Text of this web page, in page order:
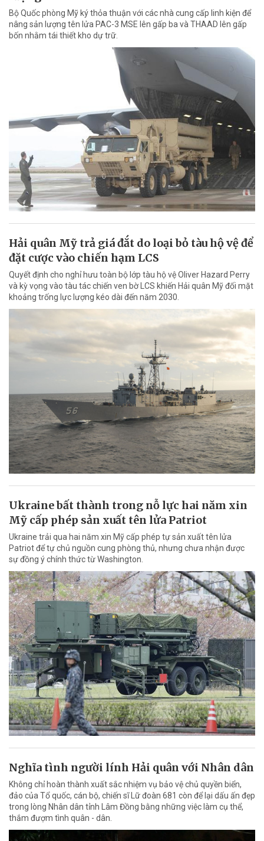
Bộ Quốc phòng Mỹ ký thỏa thuận với các nhà cung cấp linh kiện để
nâng sản lượng tên lửa PAC-3 MSE lên gấp ba và THAAD lên gấp
bốn nhằm tái thiết kho dự trữ.
Hải quân Mỹ trả giá đắt do loại bỏ tàu hộ vệ để
đặt cược vào chiến hạm LCS
Quyết định cho nghỉ hưu toàn bộ lớp tàu hộ vệ Oliver Hazard Perry
và kỳ vọng vào tàu tác chiến ven bờ LCS khiến Hải quân Mỹ đối mặt
khoảng trống lực lượng kéo dài đến năm 2030.
Ukraine bất thành trong nỗ lực hai năm xin
Mỹ cấp phép sản xuất tên lửa Patriot
Ukraine trải qua hai năm xin Mỹ cấp phép tự sản xuất tên lửa
Patriot để tự chủ nguồn cung phòng thủ, nhưng chưa nhận được
sự đồng ý chính thức từ Washington.
Nghĩa tình người lính Hải quân với Nhân dân
Không chỉ hoàn thành xuất sắc nhiệm vụ bảo vệ chủ quyền biển,
đảo của Tổ quốc, cán bộ, chiến sĩ Lữ đoàn 681 còn để lại dấu ấn đẹp
trong lòng Nhân dân tỉnh Lâm Đồng bằng những việc làm cụ thể,
thắm đượm tình quân - dân.